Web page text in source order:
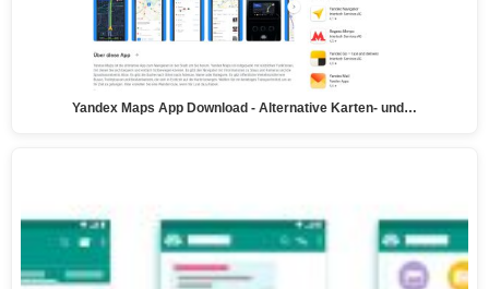
Yandex Maps App Download - Alternative Karten- und…